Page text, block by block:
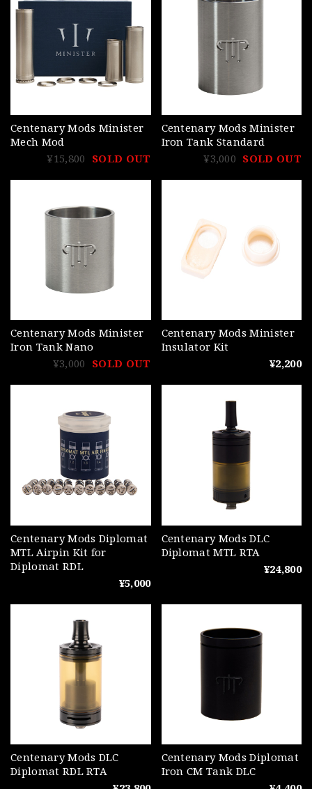
Centenary Mods Minister
Mech Mod
¥15,800 SOLD OUT
Centenary Mods Minister
Iron Tank Standard
¥3,000 SOLD OUT
Centenary Mods Minister
Iron Tank Nano
¥3,000 SOLD OUT
Centenary Mods Minister
Insulator Kit
¥2,200
Centenary Mods Diplomat
MTL Airpin Kit for
Diplomat RDL
¥5,000
Centenary Mods DLC
Diplomat MTL RTA
¥24,800
Centenary Mods DLC
Diplomat RDL RTA
Centenary Mods Diplomat
Iron CM Tank DLC